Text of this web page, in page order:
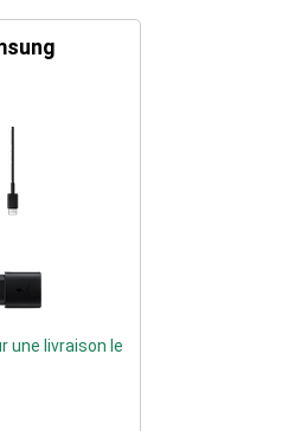
une livraison le